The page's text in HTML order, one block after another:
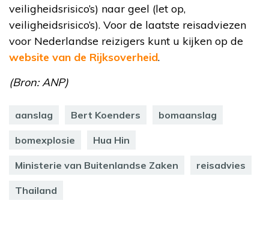
veiligheidsrisico’s) naar geel (let op,
veiligheidsrisico’s). Voor de laatste reisadviezen
voor Nederlandse reizigers kunt u kijken op de
website van de Rijksoverheid.
(Bron: ANP)
aanslag Bert Koenders bomaanslag
bomexplosie Hua Hin
Ministerie van Buitenlandse Zaken reisadvies
Thailand